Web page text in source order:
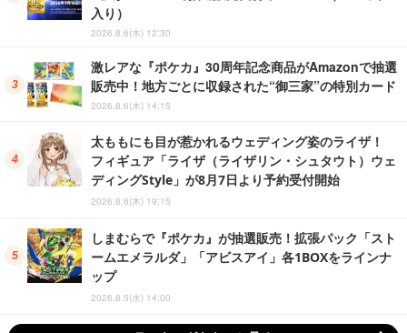
入り）
2026.8.6(木) 12:30
激レアな『ポケカ』30周年記念商品がAmazonで抽選
販売中！地方ごとに収録された“御三家”の特別カード
2026.8.6(木) 14:15
太ももにも目が惹かれるウェディング姿のライザ！
フィギュア「ライザ（ライザリン・シュタウト）ウェ
ディングStyle」が8月7日より予約受付開始
2026.8.6(木) 19:15
しまむらで『ポケカ』が抽選販売！拡張パック「スト
ームエメラルダ」「アビスアイ」各1BOXをラインナ
ップ
2026.8.5(水) 14:00